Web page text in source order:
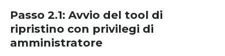
Passo 2.1: Avvio del tool di
ripristino con privilegi di
amministratore